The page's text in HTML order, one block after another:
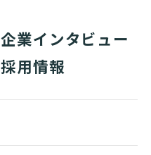
企業インタビュー
採用情報